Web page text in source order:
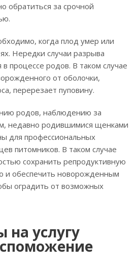
обратиться за срочной
когда плод умер или
Нередки случаи разрыва
процессе родов. В таком случае
от оболочки,
перерезает пуповину.
родов, наблюдению за
недавно родившимися щенками
для профессиональных
питомников. В таком случае
сохранить репродуктивную
и обеспечить новорожденным
оградить от возможных
на услугу